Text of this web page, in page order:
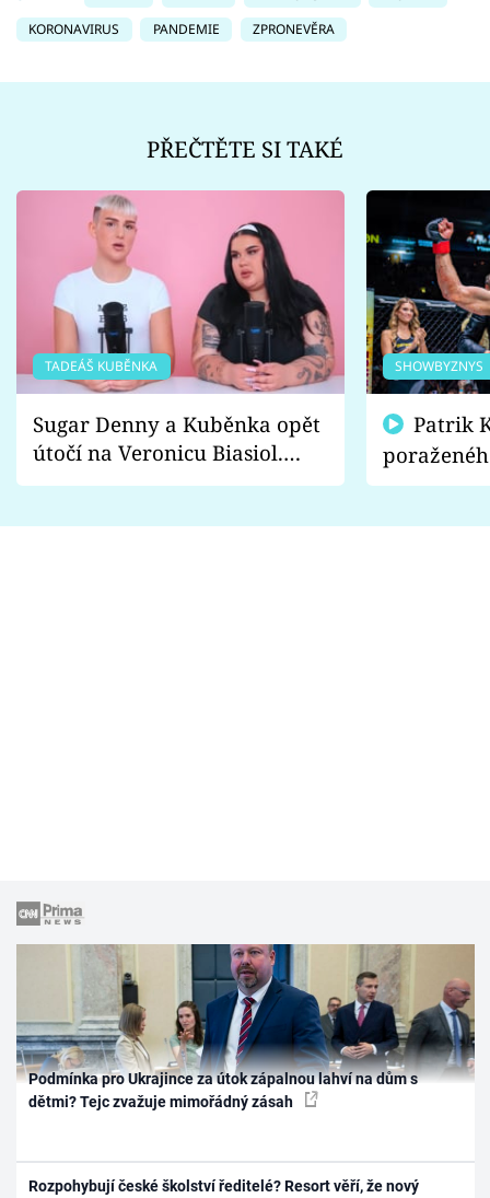
KORONAVIRUS
PANDEMIE ZPRONEVĚRA
PŘEČTĚTE SI TAKÉ
TADEÁŠ KUBĚNKA
Sugar Denny a Kuběnka opět
útočí na Veronicu Biasiol.
Proč je podle nich falešná a
SHOWBYZNYS
fanoušci
Podmínka pro Ukrajince za útok zápalnou lahví na dům s
dětmi? Tejc zvažuje mimořádný zásah
Rozpohybují české školství ředitelé? Resort věří, že nový